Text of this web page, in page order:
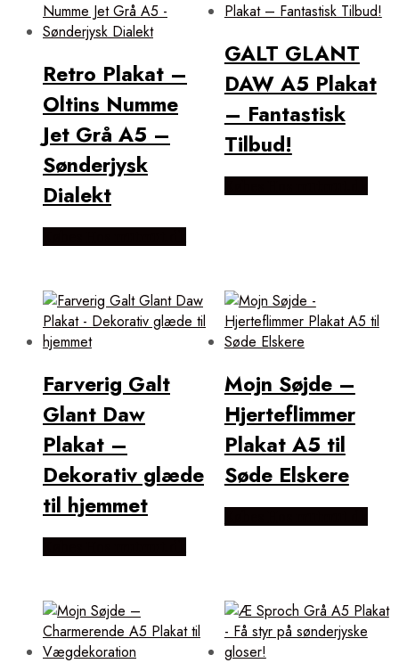
Retro Plakat –
Oltins Numme
Jet Grå A5 –
Sønderjysk
Dialekt
GALT GLANT
DAW A5 Plakat
– Fantastisk
Tilbud!
Farverig Galt
Glant Daw
Plakat –
Dekorativ glæde
til hjemmet
Mojn Søjde –
Hjerteflimmer
Plakat A5 til
Søde Elskere